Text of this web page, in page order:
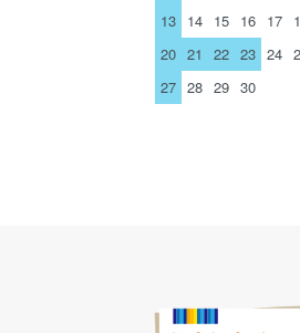
13 14 15 16 17
20 21 22 23 24
27 28 29 30